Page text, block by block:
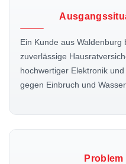
Ein Kunde aus Waldenburg
zuverlässige
hochwertiger Elektronik
gegen Einbruch und
Problem